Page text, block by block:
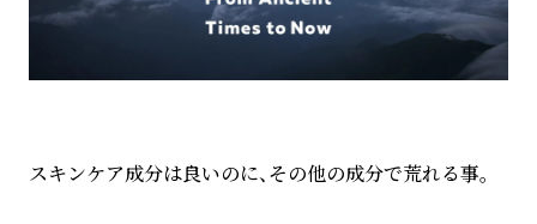
スキンケア成分は良いのに、その他の成分で荒れる事。